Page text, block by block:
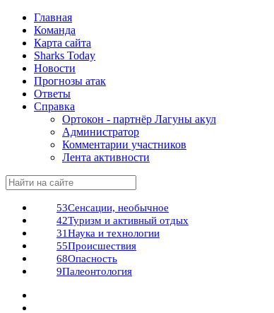
Главная
Команда
Карта сайта
Sharks Today
Новости
Прогнозы атак
Ответы
Справка
Ортокон - партнёр Лагуны акул
Администратор
Комментарии участников
Лента активности
53Сенсации, необычное
42Туризм и активный отдых
31Наука и технологии
55Происшествия
68Опасность
9Палеонтология